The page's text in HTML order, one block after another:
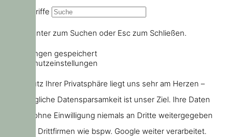
Suchbegriffe
Drücke Enter zum Suchen oder Esc zum Schließen.
Einstellungen gespeichert
Datenschutzeinstellungen
Der Schutz Ihrer Privatsphäre liegt uns sehr am Herzen –
größtmögliche Datensparsamkeit ist unser Ziel. Ihre Daten
werden ohne Einwilligung niemals an Dritte weitergegeben
oder von Drittfirmen wie bspw. Google weiter verarbeitet.